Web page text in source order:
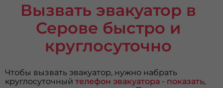
Вызвать эвакуатор в
Серове быстро и
круглосуточно
Чтобы вызвать эвакуатор, нужно набрать
круглосуточныйтелефон эвакуатора - показать,